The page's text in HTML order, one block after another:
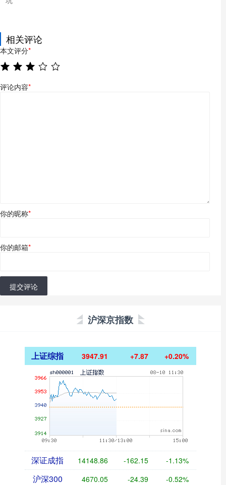
相关评论
本文评分*
评论内容*
你的昵称*
你的邮箱*
提交评论
沪深京指数
上证综指 3947.91 +7.87 +0.20%
深证成指 14148.86 -162.15 -1.13%
沪深300 4670.05 -24.39 -0.52%